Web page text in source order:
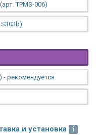
TPMS-006)
- рекомендуется
и установка